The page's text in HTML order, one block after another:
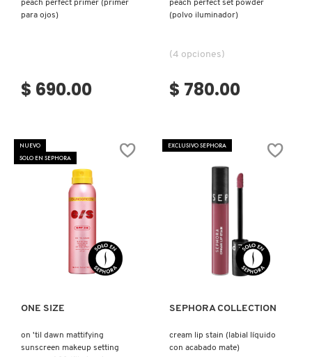
L'ORÉAL PROFESSIONNEL
LAURA MERCIER
LIVING PROOF
MAC COSMETICS
peach perfect primer (primer
para ojos)
$ 690.00
peach perfect set powder
(polvo iluminador)
(4 opciones)
$ 780.00
NUEVO
SOLO EN SEPHORA
Ver más
ONE SIZE
on 'til dawn mattifying
sunscreen makeup setting
EXCLUSIVO SEPHORA
Ver más
SEPHORA COLLECTION
cream lip stain (labial líquido
con acabado mate)